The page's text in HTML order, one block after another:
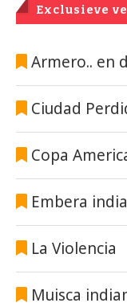
Exclusieve
Armero.. en
Ciudad
Copa
Embera
La Violencia
Muisca